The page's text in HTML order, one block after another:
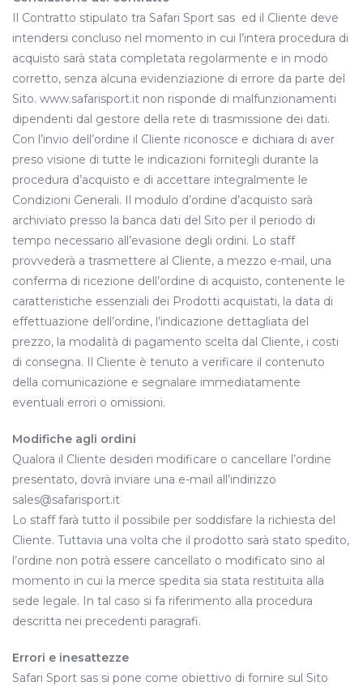
Il Contratto stipulato tra Safari Sport sas ed il Cliente deve
intendersi concluso nel momento in cui l’intera procedura di
acquisto sarà stata completata regolarmente e in modo
corretto, senza alcuna evidenziazione di errore da parte del
Sito. www.safarisport.it non risponde di malfunzionamenti
dipendenti dal gestore della rete di trasmissione dei dati.
Con l’invio dell’ordine il Cliente riconosce e dichiara di aver
preso visione di tutte le indicazioni fornitegli durante la
procedura d’acquisto e di accettare integralmente le
Condizioni Generali. Il modulo d’ordine d’acquisto sarà
archiviato presso la banca dati del Sito per il periodo di
tempo necessario all’evasione degli ordini. Lo staff
provvederà a trasmettere al Cliente, a mezzo e-mail, una
conferma di ricezione dell’ordine di acquisto, contenente le
caratteristiche essenziali dei Prodotti acquistati, la data di
effettuazione dell’ordine, l’indicazione dettagliata del
prezzo, la modalità di pagamento scelta dal Cliente, i costi
di consegna. Il Cliente è tenuto a verificare il contenuto
della comunicazione e segnalare immediatamente
eventuali errori o omissioni.
Modifiche agli ordini
Qualora il Cliente desideri modificare o cancellare l’ordine
presentato, dovrà inviare una e-mail all’indirizzo
sales@safarisport.it
Lo staff farà tutto il possibile per soddisfare la richiesta del
Cliente. Tuttavia una volta che il prodotto sarà stato spedito,
l’ordine non potrà essere cancellato o modificato sino al
momento in cui la merce spedita sia stata restituita alla
sede legale. In tal caso si fa riferimento alla procedura
descritta nei precedenti paragrafi.
Errori e inesattezze
Safari Sport sas si pone come obiettivo di fornire sul Sito